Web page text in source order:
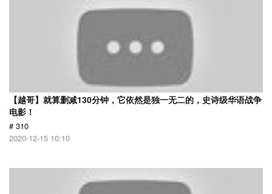
【越哥】就算删减130分钟，它依然是独一无二的，史诗级华语战争
电影！
# 310
2020-12-15 10:10